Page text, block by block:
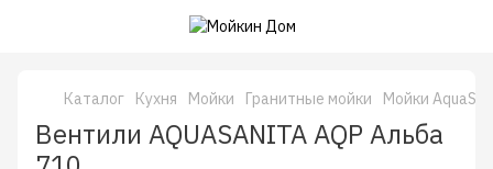
Каталог Кухня Мойки Гранитные мойки Мойки
Вентили AQUASANITA AQP Альба